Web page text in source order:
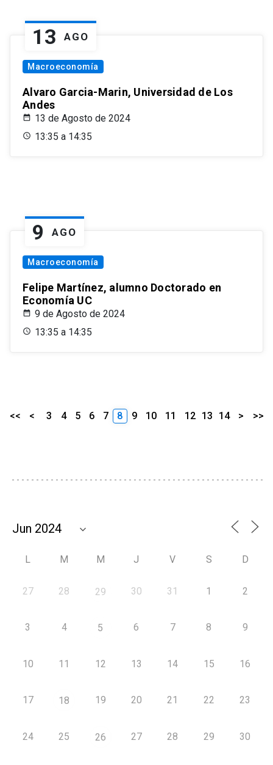
13 AGO
Macroeconomía
Alvaro Garcia-Marin, Universidad de Los
Andes
13 de Agosto de 2024
13:35 a 14:35
9 AGO
Macroeconomía
Felipe Martínez, alumno Doctorado en
Economía UC
9 de Agosto de 2024
13:35 a 14:35
<< < 3 4 5 6 7 8 9 10 11 12 13 14 > >>
L M M J V S D
27 28 29 30 31 1 2
3 4 5 6 7 8 9
10 11 12 13 14 15 16
17 18 19 20 21 22 23
24 25 26 27 28 29 30